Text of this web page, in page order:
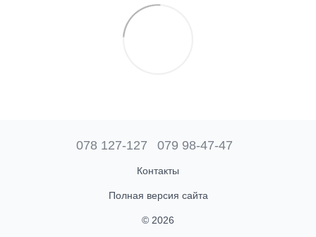
078 127-127 079 98-47-47
Контакты
Полная версия сайта
© 2026